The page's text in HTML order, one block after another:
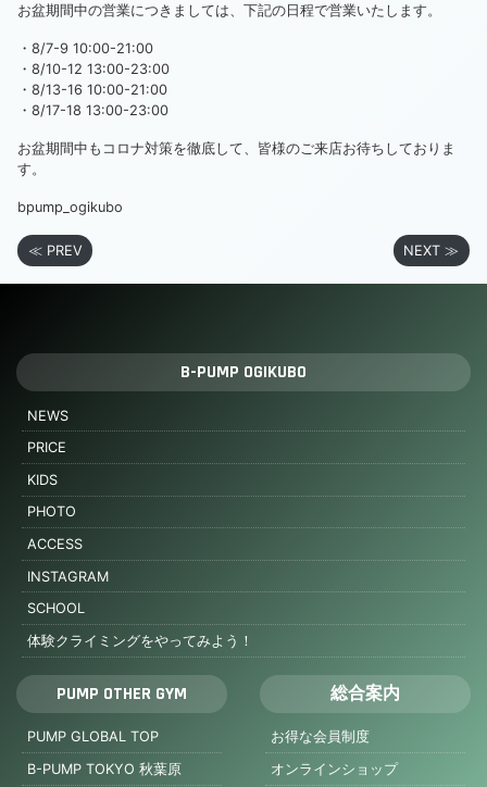
お盆期間中の営業につきましては、下記の日程で営業いたします。
・8/7-9 10:00-21:00
・8/10-12 13:00-23:00
・8/13-16 10:00-21:00
・8/17-18 13:00-23:00
お盆期間中もコロナ対策を徹底して、皆様のご来店お待ちしておりま
す。
bpump_ogikubo
≪ PREV NEXT ≫
B-PUMP OGIKUBO
NEWS
PRICE
KIDS
PHOTO
ACCESS
INSTAGRAM
SCHOOL
体験クライミングをやってみよう！
PUMP OTHER GYM
PUMP GLOBAL TOP
B-PUMP TOKYO 秋葉原
総合案内
お得な会員制度
オンラインショップ